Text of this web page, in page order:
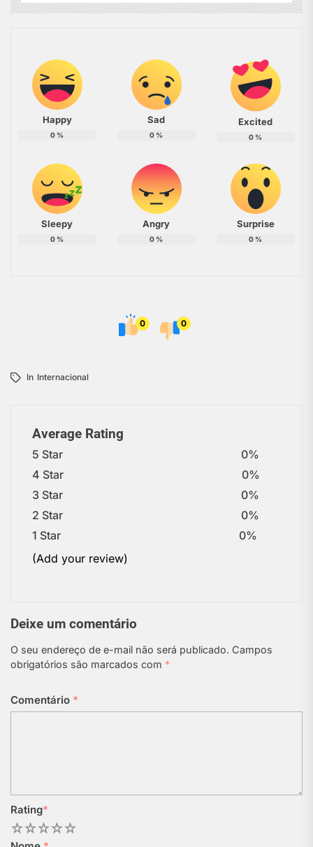
Happy
0 %
Sad
0 %
Excited
0 %
Sleepy
0 %
Angry
0 %
Surprise
0 %
0 0
In Internacional
Average Rating
5 Star
0%
4 Star
0%
3 Star
0%
2 Star
0%
1 Star
0%
(Add your review)
Deixe um comentário
O seu endereço de e-mail não será publicado. Campos
obrigatórios são marcados com *
Comentário *
Rating*
5
4
3
2